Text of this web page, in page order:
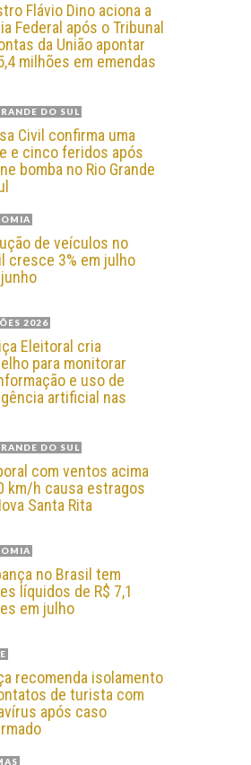
Flávio Dino aciona a
Federal após o Tribunal
da União apontar
milhões em emendas
DO SUL
Civil confirma uma
e cinco feridos após
bomba no Rio Grande
de veículos no
cresce 3% em julho
2026
Eleitoral cria
para monitorar
e uso de
artificial nas
DO SUL
com ventos acima
km/h causa estragos
Santa Rita
no Brasil tem
líquidos de R$ 7,1
em julho
recomenda isolamento
de turista com
após caso